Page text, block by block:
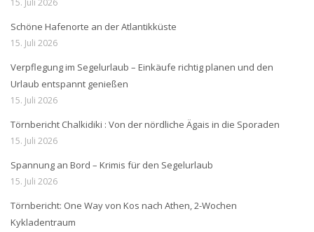
15. Juli 2026
Schöne Hafenorte an der Atlantikküste
15. Juli 2026
Verpflegung im Segelurlaub – Einkäufe richtig planen und den
Urlaub entspannt genießen
15. Juli 2026
Törnbericht Chalkidiki : Von der nördliche Ägais in die Sporaden
15. Juli 2026
Spannung an Bord – Krimis für den Segelurlaub
15. Juli 2026
Törnbericht: One Way von Kos nach Athen, 2-Wochen
Kykladentraum